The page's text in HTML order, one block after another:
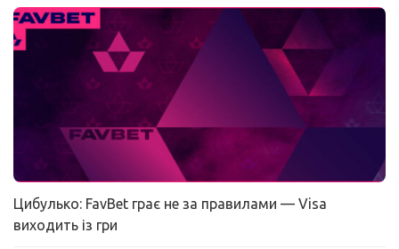
Цибулько: FavBet грає не за правилами — Visa
виходить із гри